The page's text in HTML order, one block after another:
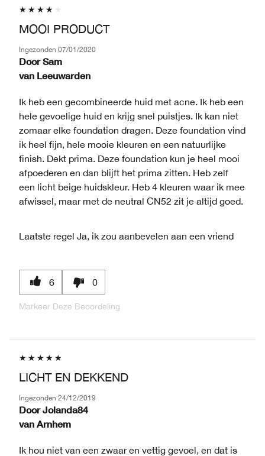
MOOI PRODUCT
Ingezonden 07/01/2020
Door Sam
van Leeuwarden
Ik heb een gecombineerde huid met acne. Ik heb een
hele gevoelige huid en krijg snel puistjes. Ik kan niet
zomaar elke foundation dragen. Deze foundation vind
ik heel fijn, hele mooie kleuren en een natuurlijke
finish. Dekt prima. Deze foundation kun je heel mooi
afpoederen en dan blijft het prima zitten. Heb zelf
een licht beige huidskleur. Heb 4 kleuren waar ik mee
afwissel, maar met de neutral CN52 zit je altijd goed.
Laatste regel Ja, ik zou aanbevelen aan een vriend
6 0
Markeer Deze Beoordeling
LICHT EN DEKKEND
Ingezonden 24/12/2019
Door Jolanda84
van Arnhem
Ik hou niet van een zwaar en vettig gevoel, en dat is